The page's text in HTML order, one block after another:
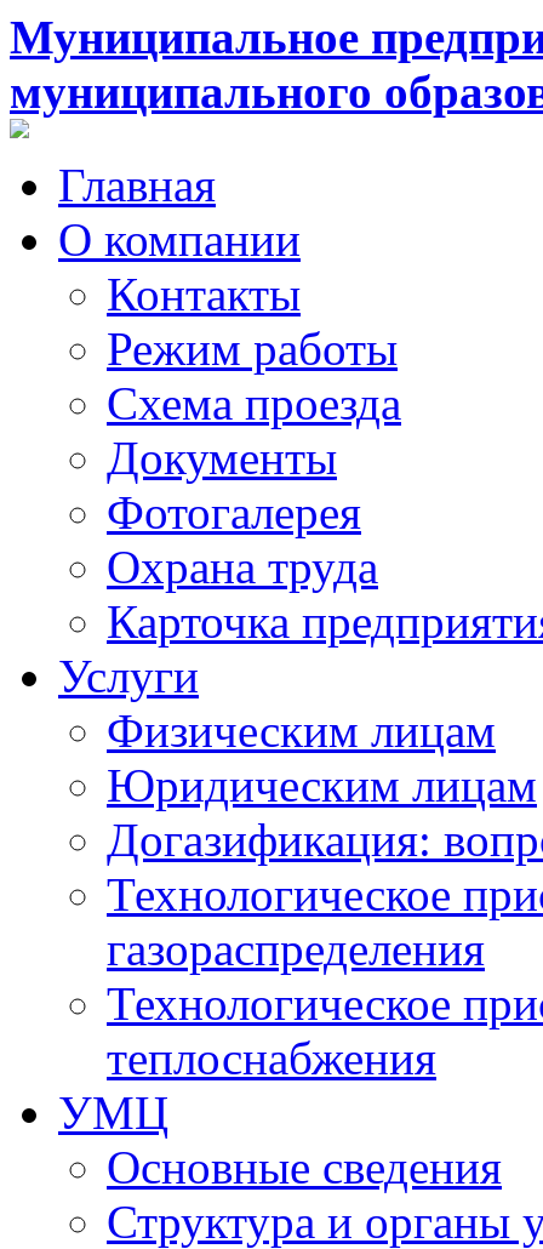
Муниципальное
муниципального
Главная
О компании
Контакты
Режим работы
Схема проезда
Документы
Фотогалерея
Охрана труда
Карточка
Услуги
Физическим лицам
Юридическим лицам
Догазификация:
Технологическое
газораспределения
Технологическое
теплоснабжения
УМЦ
Основные сведения
Структура и органы